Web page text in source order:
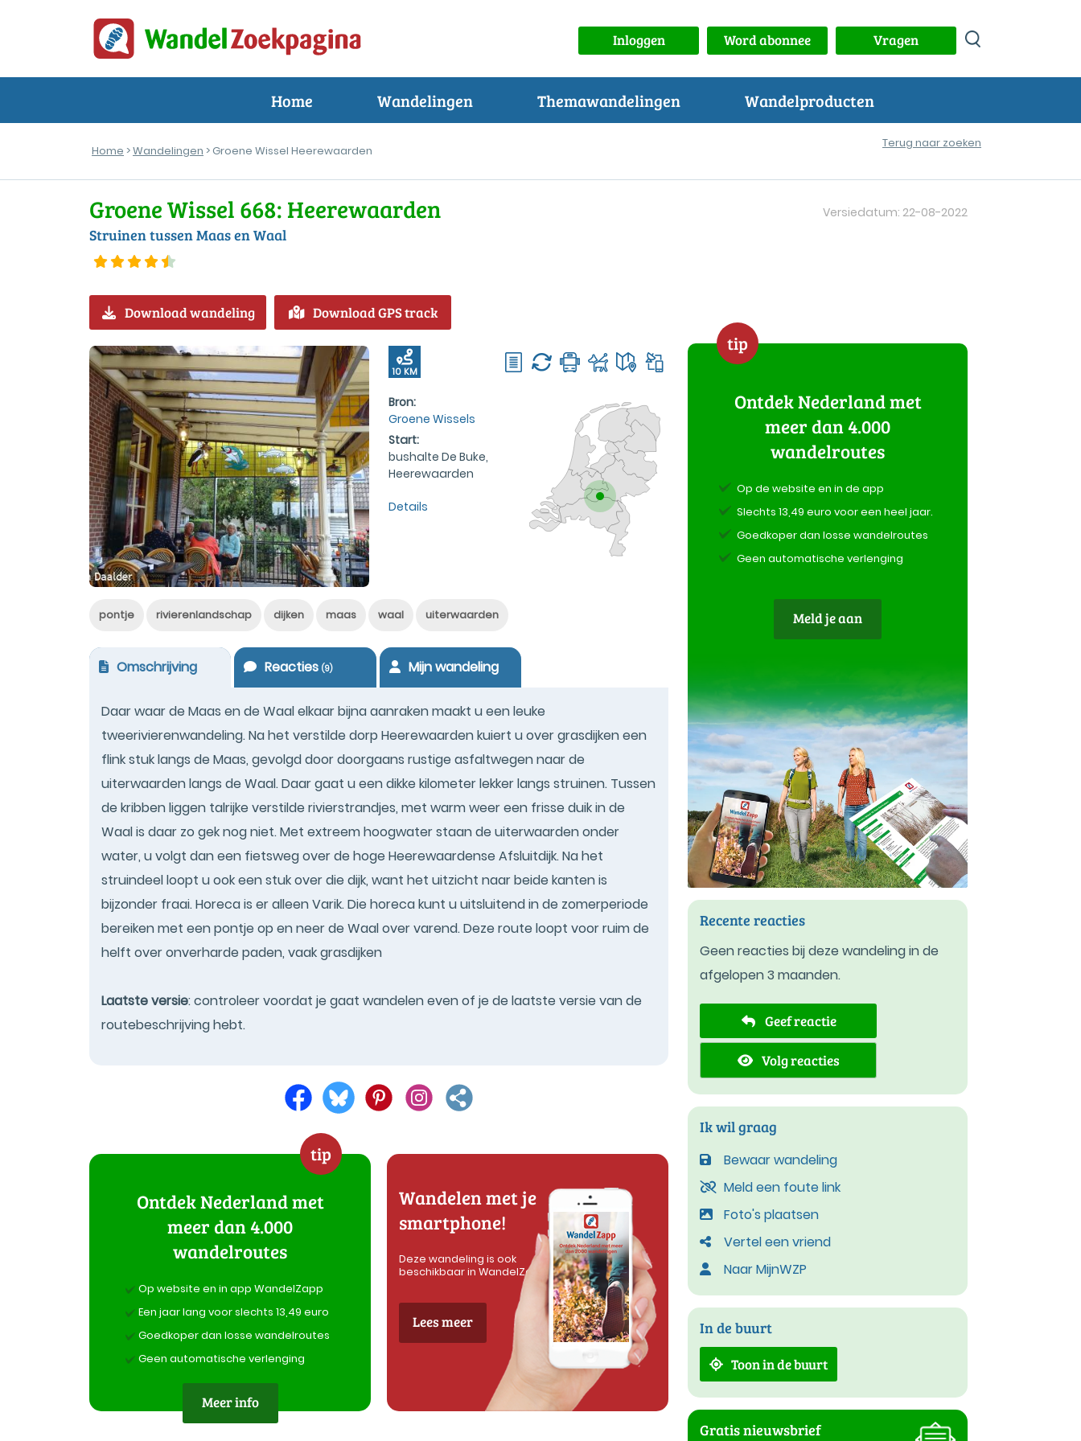
Inloggen Word abonnee Vragen
Home Wandelingen Themawandelingen Wandelproducten
Home >Wandelingen > Groene Wissel Heerewaarden
Terug naar zoeken
Groene Wissel 668: Heerewaarden
Struinen tussen Maas en Waal
Versiedatum: 22-08-2022
Download wandeling Download GPS track
10 KM
Bron:
Groene Wissels
Start:
bushalte De Buke,
Heerewaarden
Details
pontje rivierenlandschap dijken maas waal uiterwaarden
Omschrijving Reacties(9) Mijn wandeling
Daar waar de Maas en de Waal elkaar bijna aanraken maakt u een leuke
tweerivierenwandeling. Na het verstilde dorp Heerewaarden kuiert u over grasdijken een
flink stuk langs de Maas, gevolgd door doorgaans rustige asfaltwegen naar de
uiterwaarden langs de Waal. Daar gaat u een dikke kilometer lekker langs struinen. Tussen
de kribben liggen talrijke verstilde rivierstrandjes, met warm weer een frisse duik in de
Waal is daar zo gek nog niet. Met extreem hoogwater staan de uiterwaarden onder
water, u volgt dan een fietsweg over de hoge Heerewaardense Afsluitdijk. Na het
struindeel loopt u ook een stuk over die dijk, want het uitzicht naar beide kanten is
bijzonder fraai. Horeca is er alleen Varik. Die horeca kunt u uitsluitend in de zomerperiode
bereiken met een pontje op en neer de Waal over varend. Deze route loopt voor ruim de
helft over onverharde paden, vaak grasdijken
Laatste versie: controleer voordat je gaat wandelen even of je de laatste versie van de
routebeschrijving hebt.
tip
Ontdek Nederland met
meer dan 4.000
wandelroutes
Op website en in app WandelZapp
Een jaar lang voor slechts 13,49 euro
Goedkoper dan losse wandelroutes
Geen automatische verlenging
Meer info
Wandelen met je
smartphone!
Deze wandeling is ook
beschikbaar in WandelZapp
Lees meer
tip
Ontdek Nederland met
meer dan 4.000
wandelroutes
Op de website en in de app
Slechts 13,49 euro voor een heel jaar.
Goedkoper dan losse wandelroutes
Geen automatische verlenging
Meld je aan
Recente reacties
Geen reacties bij deze wandeling in de
afgelopen 3 maanden.
Geef reactie
Volg reacties
Ik wil graag
Bewaar wandeling
Meld een foute link
Foto's plaatsen
Vertel een vriend
Naar MijnWZP
In de buurt
Toon in de buurt
Gratis nieuwsbrief